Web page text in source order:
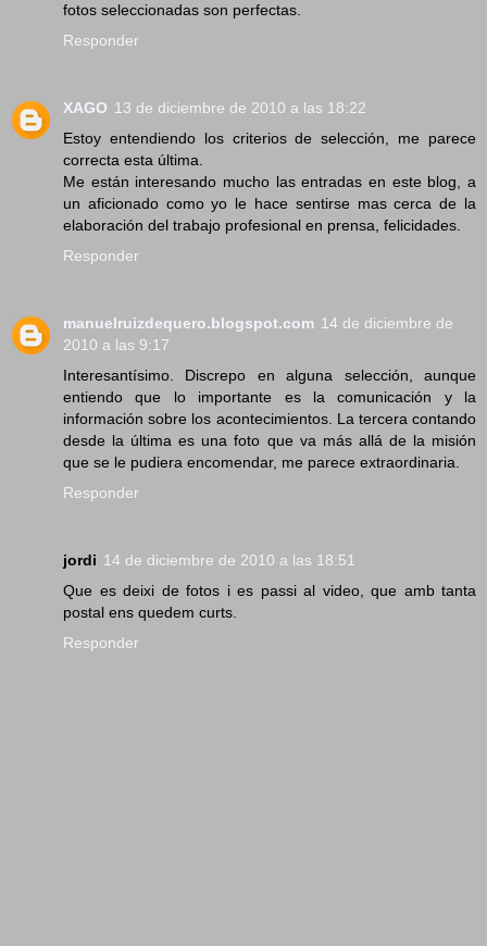
fotos seleccionadas son perfectas.
Responder
XAGO 13 de diciembre de 2010 a las 18:22
Estoy entendiendo los criterios de selección, me parece
correcta esta última.
Me están interesando mucho las entradas en este blog, a
un aficionado como yo le hace sentirse mas cerca de la
elaboración del trabajo profesional en prensa, felicidades.
Responder
manuelruizdequero.blogspot.com 14 de diciembre de
2010 a las 9:17
Interesantísimo. Discrepo en alguna selección, aunque
entiendo que lo importante es la comunicación y la
información sobre los acontecimientos. La tercera contando
desde la última es una foto que va más allá de la misión
que se le pudiera encomendar, me parece extraordinaria.
Responder
jordi 14 de diciembre de 2010 a las 18:51
Que es deixi de fotos i es passi al video, que amb tanta
postal ens quedem curts.
Responder